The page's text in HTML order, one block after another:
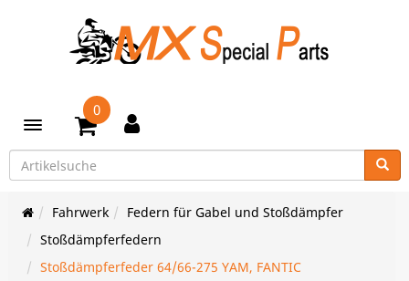
Toggle navigation
0
Fahrwerk
Federn für Gabel und Stoßdämpfer
Stoßdämpferfedern
Stoßdämpferfeder 64/66-275 YAM, FANTIC